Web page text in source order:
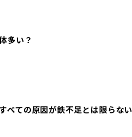
多い？
べての原因が鉄不足とは限らない